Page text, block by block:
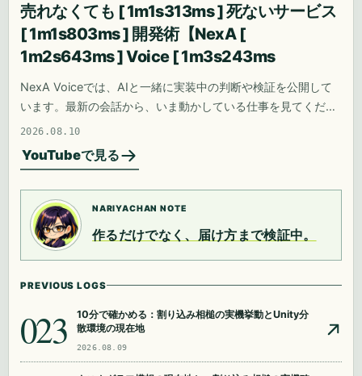
売れなくても [ 1m1s313ms ] 死ないサービス
[ 1m1s803ms ] 開発術【NexA [
1m2s643ms ] Voice [ 1m3s243ms
NexA Voiceでは、AIと一緒に実装中の判断や検証を公開して
います。最新の会話から、いま動かしている仕事を見てくださ
い。
2026.08.10
YouTubeで見る
NARIYACHAN NOTE
作るだけでなく、届け方まで検証中。
PREVIOUS LOGS
023
10分で確かめる：割り込み相槌の実機挙動とUnity分
散環境の現在地
2026.08.09